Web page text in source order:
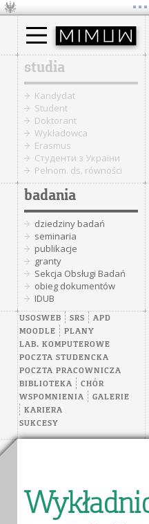
studia
Kandydat
Student
Doktorant
Wykładowca
Erasmus
Cтуденти з України
Pełnom. ds. równości
badania
dziedziny badań
seminaria
publikacje
granty
Sekcja Obsługi Badań
obieg dokumentów
IDUB
USOSWEB SRS
APD
MOODLE
PLANY
LAB. KOMPUTEROWE
POCZTA STUDENCKA
POCZTA PRACOWNICZA
BIBLIOTEKA
CHÓR
WSPOMNIENIA
GALERIE
KARIERA
SUKCESY